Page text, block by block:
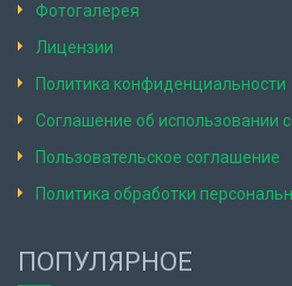
Фотогалерея
Лицензии
Политика конфиденциальности
Соглашение об использовании
Пользовательское соглашение
Политика обработки
ПОПУЛЯРНОЕ